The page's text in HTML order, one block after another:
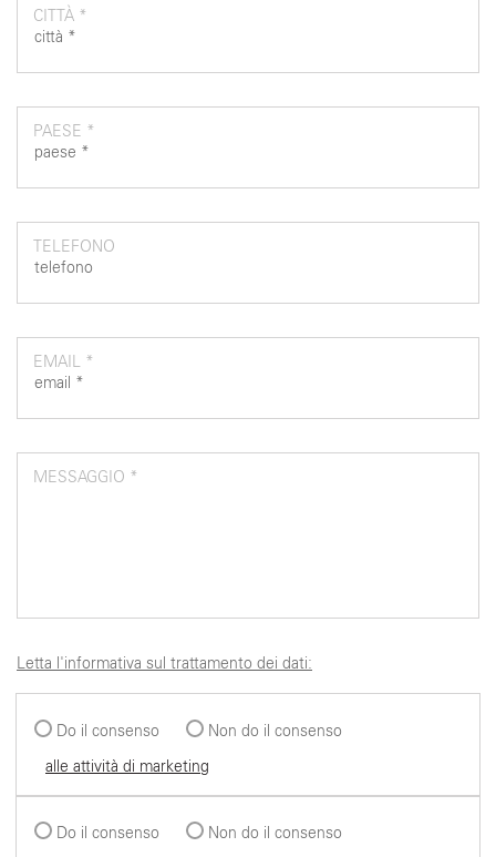
CITTÀ *
PAESE *
TELEFONO
EMAIL *
MESSAGGIO *
Letta l'informativa sul trattamento dei dati:
Do il consenso
Non do il consenso
alle attività di marketing
Do il consenso
Non do il consenso